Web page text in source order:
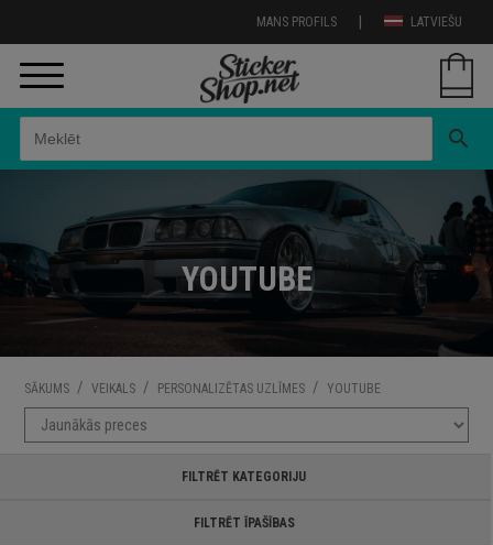
LATVIEŠU
|
MANS PROFILS
search
YOUTUBE
SĀKUMS / VEIKALS / PERSONALIZĒTAS UZLĪMES / YOUTUBE
FILTRĒT KATEGORIJU
FILTRĒT ĪPAŠĪBAS